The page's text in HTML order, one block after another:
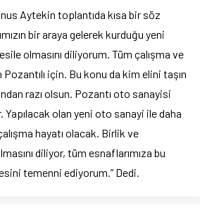
Aytekin toplantıda kısa bir söz
bir araya gelerek kurduğu yeni
olmasını diliyorum. Tüm çalışma ve
Pozantılı için. Bu konu da kim elini taşın
razı olsun. Pozantı oto sanayisi
Yapılacak olan yeni oto sanayi ile daha
hayatı olacak. Birlik ve
diliyor, tüm esnaflarımıza bu
temenni ediyorum.” Dedi.